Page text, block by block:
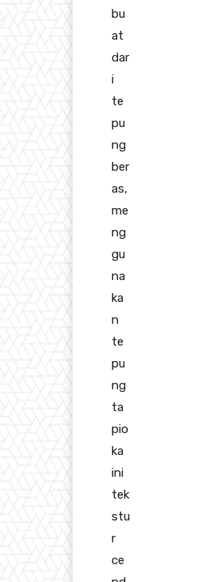
bu
at
dar
i
te
pu
ng
ber
as,
me
ng
gu
na
ka
n
te
pu
ng
ta
pio
ka
ini
tek
stu
r
ce